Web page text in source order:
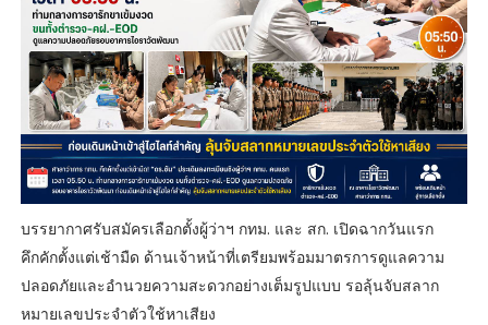
บรรยากาศรับสมัครเลือกตั้งผู้ว่าฯ กทม. และ สก. เปิดฉากวันแรก
คึกคักตั้งแต่เช้ามืด ด้านเจ้าหน้าที่เตรียมพร้อมมาตรการดูแลความ
ปลอดภัยและอำนวยความสะดวกอย่างเต็มรูปแบบ รอลุ้นจับสลาก
หมายเลขประจำตัวใช้หาเสียง